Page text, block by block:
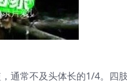
通常不及头体长的1/4。四